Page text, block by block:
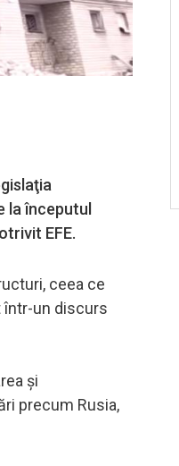
la începutul
EFE.
ceea ce
într-un discurs
şi
precum Rusia,